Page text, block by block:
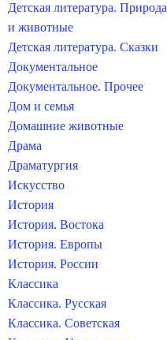
Детская литература. Природа
и животные
Детская литература. Сказки
Документальное
Документальное. Прочее
Дом и семья
Домашние животные
Драма
Драматургия
Искусство
История
История. Востока
История. Европы
История. России
Классика
Классика. Русская
Классика. Советская